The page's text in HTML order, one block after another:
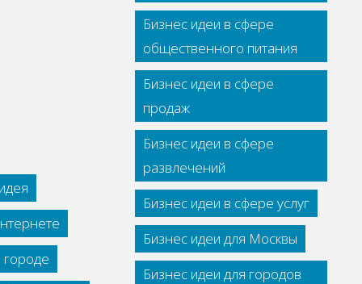
Бизнес идеи в сфере
общественного питания
Бизнес идеи в сфере
продаж
Бизнес идеи в сфере
развлечений
Бизнес идеи в сфере услуг
Бизнес идеи для Москвы
Бизнес идеи для городов